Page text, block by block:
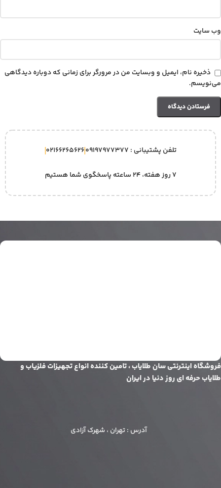
وب‌ سایت
ذخیره نام، ایمیل و وبسایت من در مرورگر برای زمانی که دوباره دیدگاهی
می‌نویسم.
تلفن پشتیبانی : 09197977377 02166265626
۷ روز هفته، ۲۴ ساعته پاسخگوی شما هستیم
فروشگاه اینترنتی سان طلایاب ، تامین کننده انواع تجهیزات فلزیاب و
طلایاب حرفه ای روز دنیا در ایران
آدرس : تهران ، شهرک آزادی